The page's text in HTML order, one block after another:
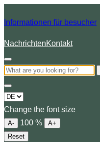
Informationen für besucher
NachrichtenKontakt
Choose
a
language
Change the font size
A- 100 %
A+
Reset